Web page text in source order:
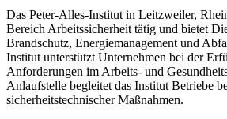
Das Peter-Alles-Institut in Leitzweiler,
Bereich Arbeitssicherheit tätig und bietet
Brandschutz, Energiemanagement und
Institut unterstützt Unternehmen bei der
Anforderungen im Arbeits- und
Anlaufstelle begleitet das Institut Betriebe
sicherheitstechnischer Maßnahmen.